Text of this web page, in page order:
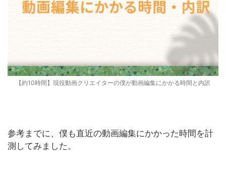
【約10時間】現役動画クリエイターの僕が動画編集にかかる時間と内訳
参考までに、僕も直近の動画編集にかかった時間を計
測してみました。